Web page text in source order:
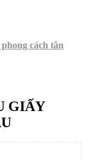
cách tân
GIẤY